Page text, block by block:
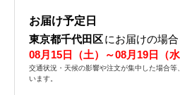
お届け予定日
東京都千代田区にお届けの場合
08月15日（土）～08月19日（水
交通状況・天候の影響や注文が集中した場合
います。